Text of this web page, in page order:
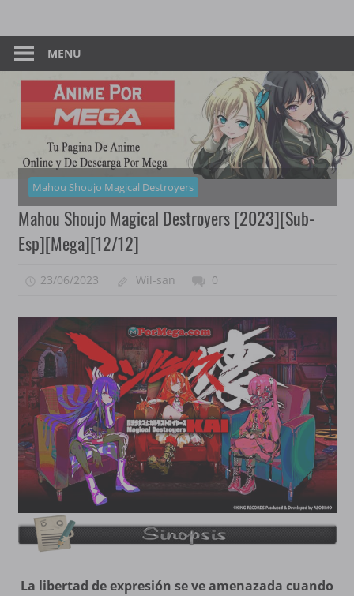
content
Anime
–
Por
Mega
Pagina
De
Descarga
Mega
MENU
Mahou Shoujo Magical Destroyers
Mahou Shoujo Magical Destroyers [2023][Sub-
Esp][Mega][12/12]
23/06/2023 Wil-san 0
La libertad de expresión se ve amenazada cuando